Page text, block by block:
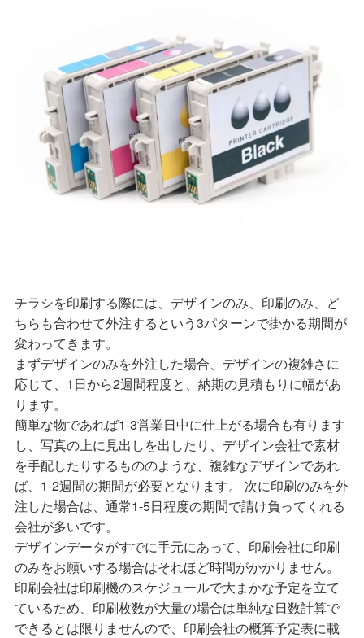
チラシを印刷する際には、デザインのみ、印刷のみ、ど
ちらも合わせて外注するという3パターンで掛かる期間が
変わってきます。
まずデザインのみを外注した場合、デザインの複雑さに
応じて、1日から2週間程度と、納期の見積もりに幅があ
ります。
簡単な物であれば1-3営業日中に仕上がる場合も有ります
し、写真の上に見出しを出したり、デザイン会社で素材
を手配したりするもののような、複雑なデザインであれ
ば、1-2週間の期間が必要となります。 次に印刷のみを外
注した場合は、通常1-5日程度の期間で請け負ってくれる
会社が多いです。
デザインデータがすでに手元にあって、印刷会社に印刷
のみをお願いする場合はそれほど時間がかかりません。
印刷会社は印刷機のスケジュールで大まかな予定を立て
ているため、印刷枚数が大量の場合は単純な日数計算で
できるとは限りませんので、印刷会社の概算予定表に載